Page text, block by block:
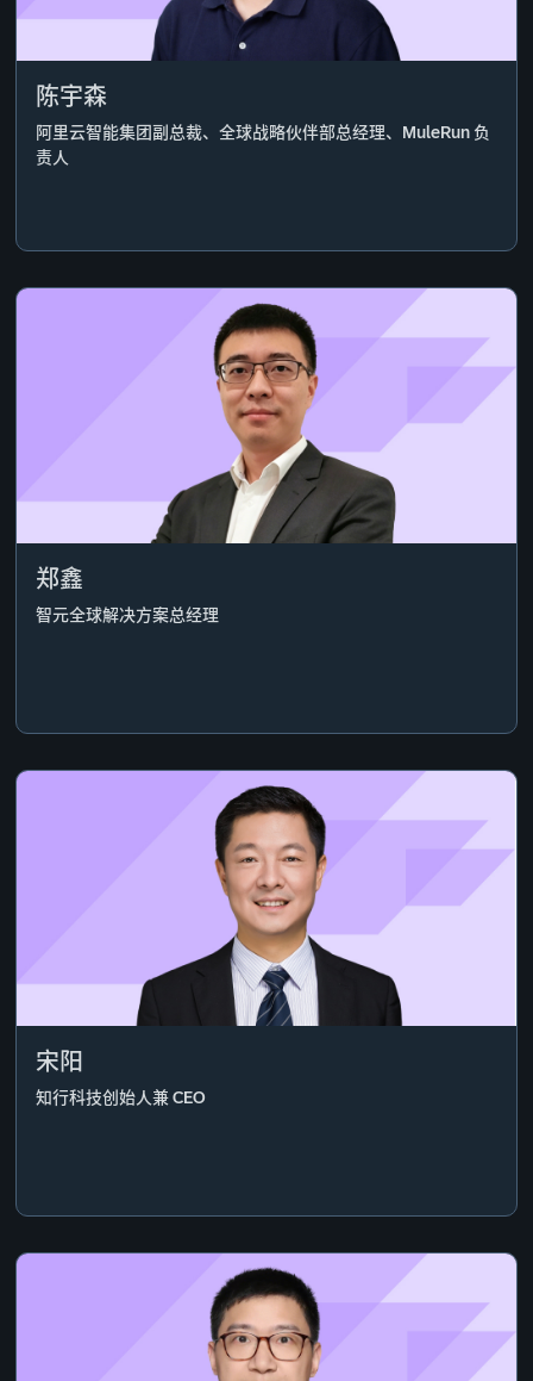
陈宇森
阿里云智能集团副总裁、全球战略伙伴部总经理、MuleRun 负
责人
郑鑫
智元全球解决方案总经理
宋阳
知行科技创始人兼 CEO